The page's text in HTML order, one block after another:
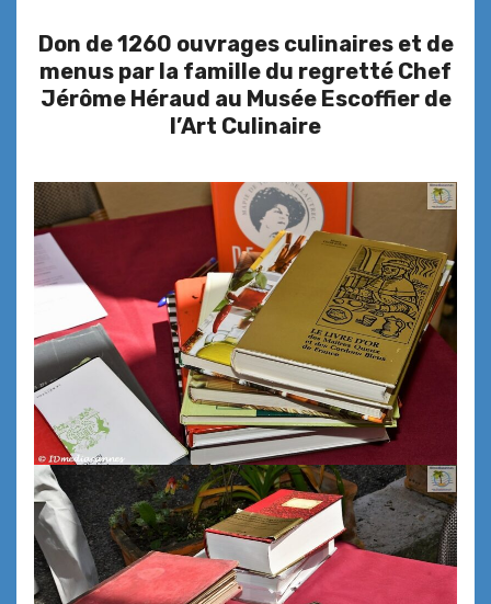
Don de 1260 ouvrages culinaires et de
menus par la famille du regretté Chef
Jérôme Héraud au Musée Escoffier de
l’Art Culinaire